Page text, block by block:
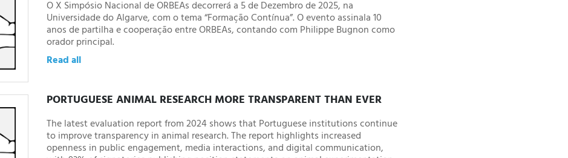
O X Simpósio Nacional de ORBEAs decorrerá a 5 de Dezembro de 2025, na
Universidade do Algarve, com o tema “Formação Contínua”. O evento assinala 10
anos de partilha e cooperação entre ORBEAs, contando com Philippe Bugnon como
orador principal.
Read all
PORTUGUESE ANIMAL RESEARCH MORE TRANSPARENT THAN EVER
The latest evaluation report from 2024 shows that Portuguese institutions continue
to improve transparency in animal research. The report highlights increased
openness in public engagement, media interactions, and digital communication,